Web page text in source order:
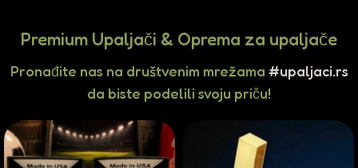
Premium Upaljači & Oprema za upaljače
Pronađite nas na društvenim mrežama #upaljaci.rs
da biste podelili svoju priču!